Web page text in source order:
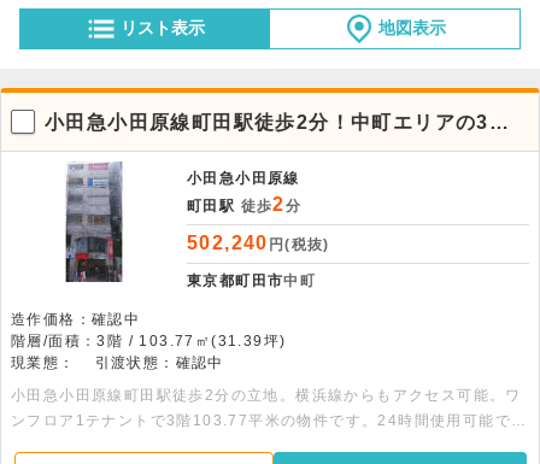
リスト表示 地図表示
小田急小田原線町田駅徒歩2分！中町エリアの3階
店舗物件。
小田急小田原線
町田駅 徒歩2分
502,240 円(税抜)
東京都町田市中町
造作価格：確認中
階層/面積：3階 / 103.77㎡(31.39坪)
現業態：
引渡状態：確認中
小田急小田原線町田駅徒歩2分の立地。横浜線からもアクセス可能。ワ
ンフロア1テナントで3階103.77平米の物件です。24時間使用可能で